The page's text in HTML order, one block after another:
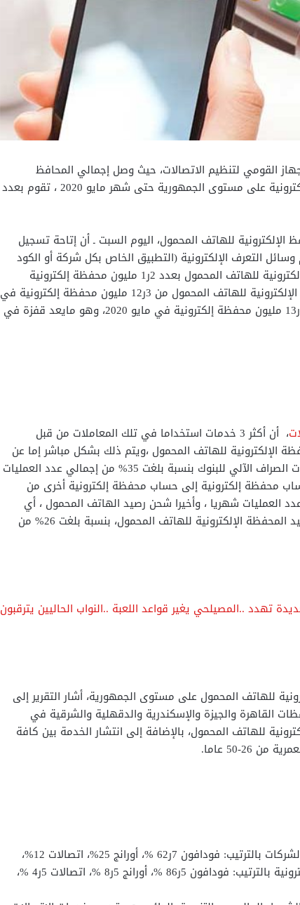
القومي لتنظيم الاتصالات، حيث وصل إجمالي المحافظ
الإلكترونية للهاتف المحمول بلغ 5ر13 مليون محفظة إلكترونية على مستوى الجمهورية حتى شهر مايو 2020 ، تقوم بعدد
للهاتف المحمول، اليوم السبت ـ أن إتاحة تسجيل
التعرف الإلكترونية (التطبيق الخاص بكل شركة أو الكود
*USSD# الخاص بكل شركة)، أدت إلى زيادة المحافظ الإلكترونية للهاتف المحمول بعدد 2ر1 مليون محفظة إلكترونية
جديدة في شهرين فقط ، ليرتفع إجمالي عدد المحافظ الإلكترونية للهاتف المحمول من 3ر12 مليون محفظة إلكترونية في
مارس 2020 (تم تسجيلها على مدار سبع سنوات) إلى 5ر13 مليون محفظة إلكترونية في مايو 2020، وهو مايعد قفزة في
، أن أكثر 3 خدمات استخداما في تلك المعاملات من قبل
الإلكترونية للهاتف المحمول ،ويتم ذلك بشكل مباشر إما عن
طريق منافذ تقديم الخدمة لشركات المحمول، أو ماكينات الصراف الآلي للبنوك بنسبة بلغت 35% من إجمالي عدد العمليات
محفظة إلكترونية إلى حساب محفظة إلكترونية أخرى من
بلغت 33% من إجمالي عدد العمليات شهريا ، وأخيرا شحن رصيد الهاتف المحمول ، أي
شحن رصيد الهاتف المحمول بقيمة مالية تخصم من رصيد المحفظة الإلكترونية للهاتف المحمول، بنسبة بلغت 26% من
تهدد ..المصيلحي يغير قواعد اللعبة ..النواب الحاليين يترقبون
للهاتف المحمول على مستوى الجمهورية، أشار التقرير إلى
القاهرة والجيزة والإسكندرية والدقهلية والشرقية في
المحافظ الإلكترونية للهاتف المحمول، بالإضافة إلى انتشار الخدمة بين كافة
50 عاما.
وجاء توزيع المحافظ الإلكترونية للهاتف المحمول على الشركات بالترتيب: فودافون 7ر62 %، أورانج 25%، اتصالات 12%،
شركة “وي” 0.3%، بينما جاء توزيع عدد المعاملات الإلكترونية بالترتيب: فودافون 5ر86 %، أورانج 5ر8 %، اتصالات 5ر4 %،